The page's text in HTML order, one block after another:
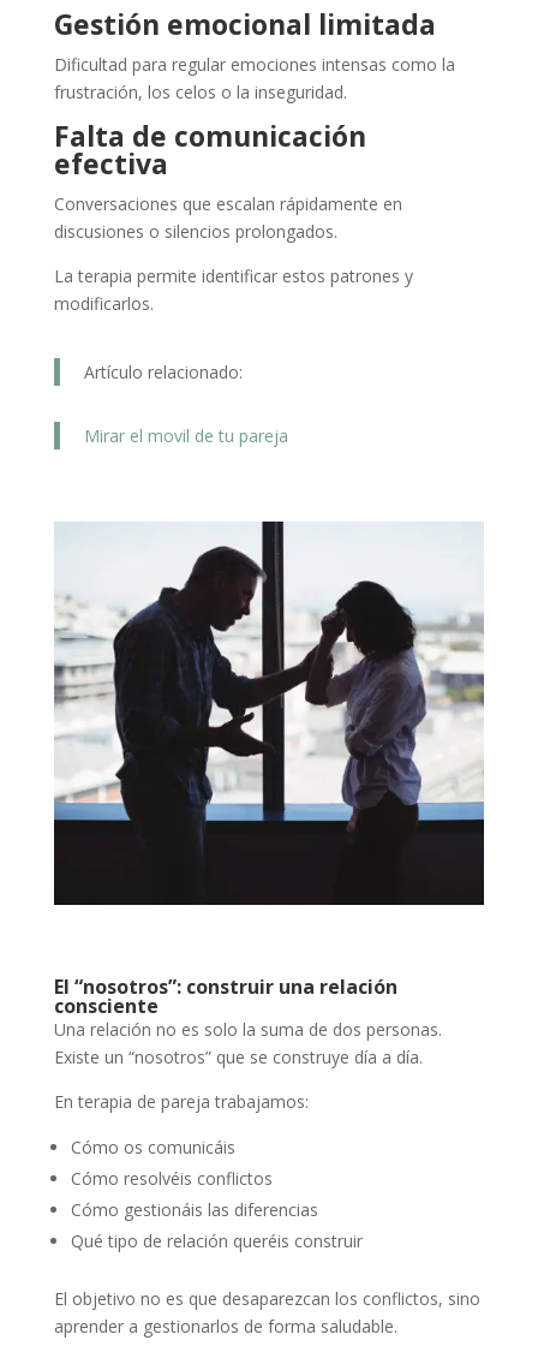
Gestión emocional limitada
Dificultad para regular emociones intensas como la
frustración, los celos o la inseguridad.
Falta de comunicación
efectiva
Conversaciones que escalan rápidamente en
discusiones o silencios prolongados.
La terapia permite identificar estos patrones y
modificarlos.
Artículo relacionado:
Mirar el movil de tu pareja
El “nosotros”: construir una relación
consciente
Una relación no es solo la suma de dos personas.
Existe un “nosotros” que se construye día a día.
En terapia de pareja trabajamos:
Cómo os comunicáis
Cómo resolvéis conflictos
Cómo gestionáis las diferencias
Qué tipo de relación queréis construir
El objetivo no es que desaparezcan los conflictos, sino
aprender a gestionarlos de forma saludable.